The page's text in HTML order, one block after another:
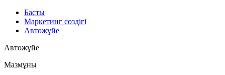
Басты
Маркетинг сөздігі
Автожүйе
Автожүйе
Мазмұны